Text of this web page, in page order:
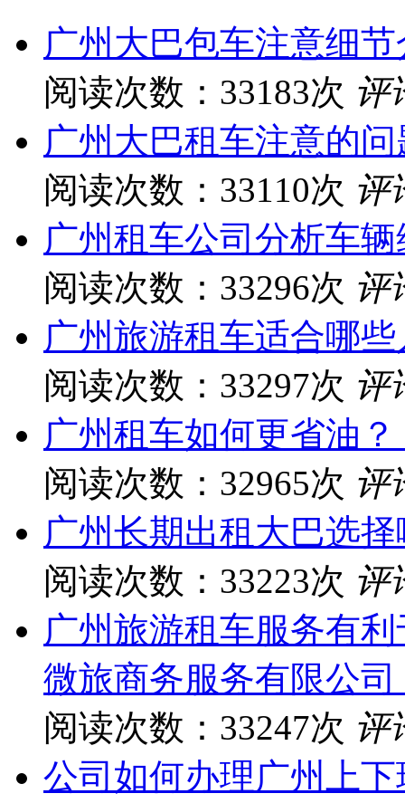
广州大巴包车注意细
阅读次数：33183次 评
广州大巴租车注意的
阅读次数：33110次 评
广州租车公司分析车
阅读次数：33296次 评
广州旅游租车适合哪
阅读次数：33297次 评
广州租车如何更省油？
阅读次数：32965次 评
广州长期出租大巴选
阅读次数：33223次 评
广州旅游租车服务有
微旅商务服务有限公司
阅读次数：33247次 评
公司如何办理广州上